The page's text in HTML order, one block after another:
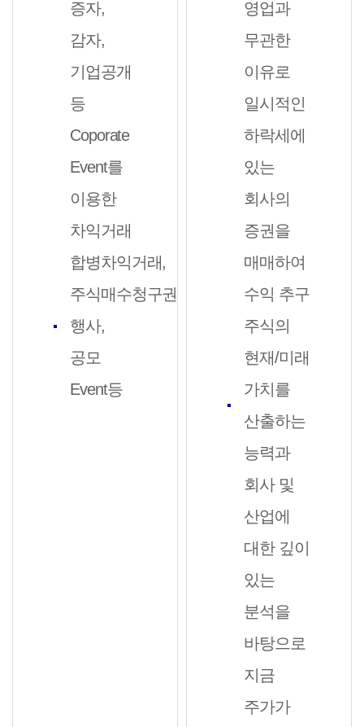
증자,
감자,
기업공개
등
Coporate
Event를
이용한
차익거래
합병차익거래,
주식매수청구권
행사,
공모
Event등
영업과
무관한
이유로
일시적인
하락세에
있는
회사의
증권을
매매하여
수익 추구
주식의
현재/미래
가치를
산출하는
능력과
회사 및
산업에
대한 깊이
있는
분석을
바탕으로
지금
주가가